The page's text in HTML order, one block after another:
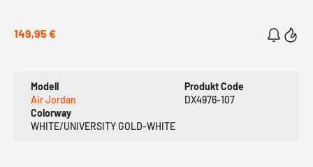
149,95 €
Modell
Air Jordan
Produkt Code
DX4976-107
Colorway
WHITE/UNIVERSITY GOLD-WHITE